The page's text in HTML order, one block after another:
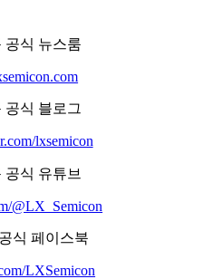
공식 뉴스룸
공식 블로그
lxsemicon
식 유튜브
@LX_Semicon
식 페이스북
LXSemicon